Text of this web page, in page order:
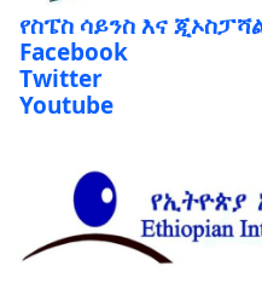
የስፔስ ሳይንስ እና
Facebook
Twitter
Youtube